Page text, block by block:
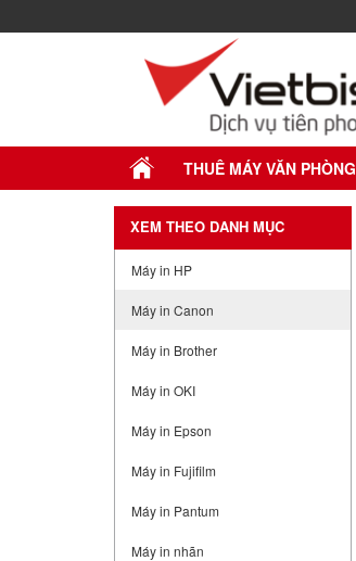
THUÊ MÁY VĂN PHÒNG
XEM THEO DANH MỤC
Máy in HP
Máy in Canon
Máy in Brother
Máy in OKI
Máy in Epson
Máy in Fujifilm
Máy in Pantum
Máy in nhãn